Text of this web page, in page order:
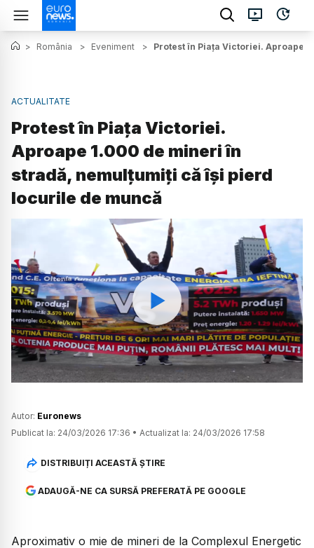
> România > Eveniment > Protest în Piața Victoriei. Aproape
ACTUALITATE
Protest în Piața Victoriei.
Aproape 1.000 de mineri în
stradă, nemulțumiți că își pierd
locurile de muncă
Watch
Autor: Euronews
Publicat la: 24/03/2026 17:36 • Actualizat la: 24/03/2026 17:58
DISTRIBUIȚI ACEASTĂ ȘTIRE
ADAUGĂ-NE CA SURSĂ PREFERATĂ PE GOOGLE
Aproximativ o mie de mineri de la Complexul Energetic